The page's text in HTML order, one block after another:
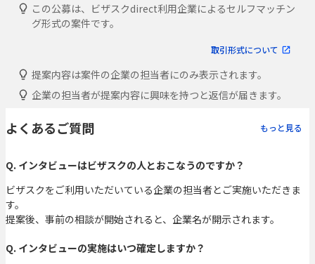
この公募は、ビザスクdirect利用企業によるセルフマッチン
グ形式の案件です。
取引形式について
提案内容は案件の企業の担当者にのみ表示されます。
企業の担当者が提案内容に興味を持つと返信が届きます。
よくあるご質問 もっと見る
Q. インタビューはビザスクの人とおこなうのですか？
ビザスクをご利用いただいている企業の担当者とご実施いただきま
す。
提案後、事前の相談が開始されると、企業名が開示されます。
Q. インタビューの実施はいつ確定しますか？